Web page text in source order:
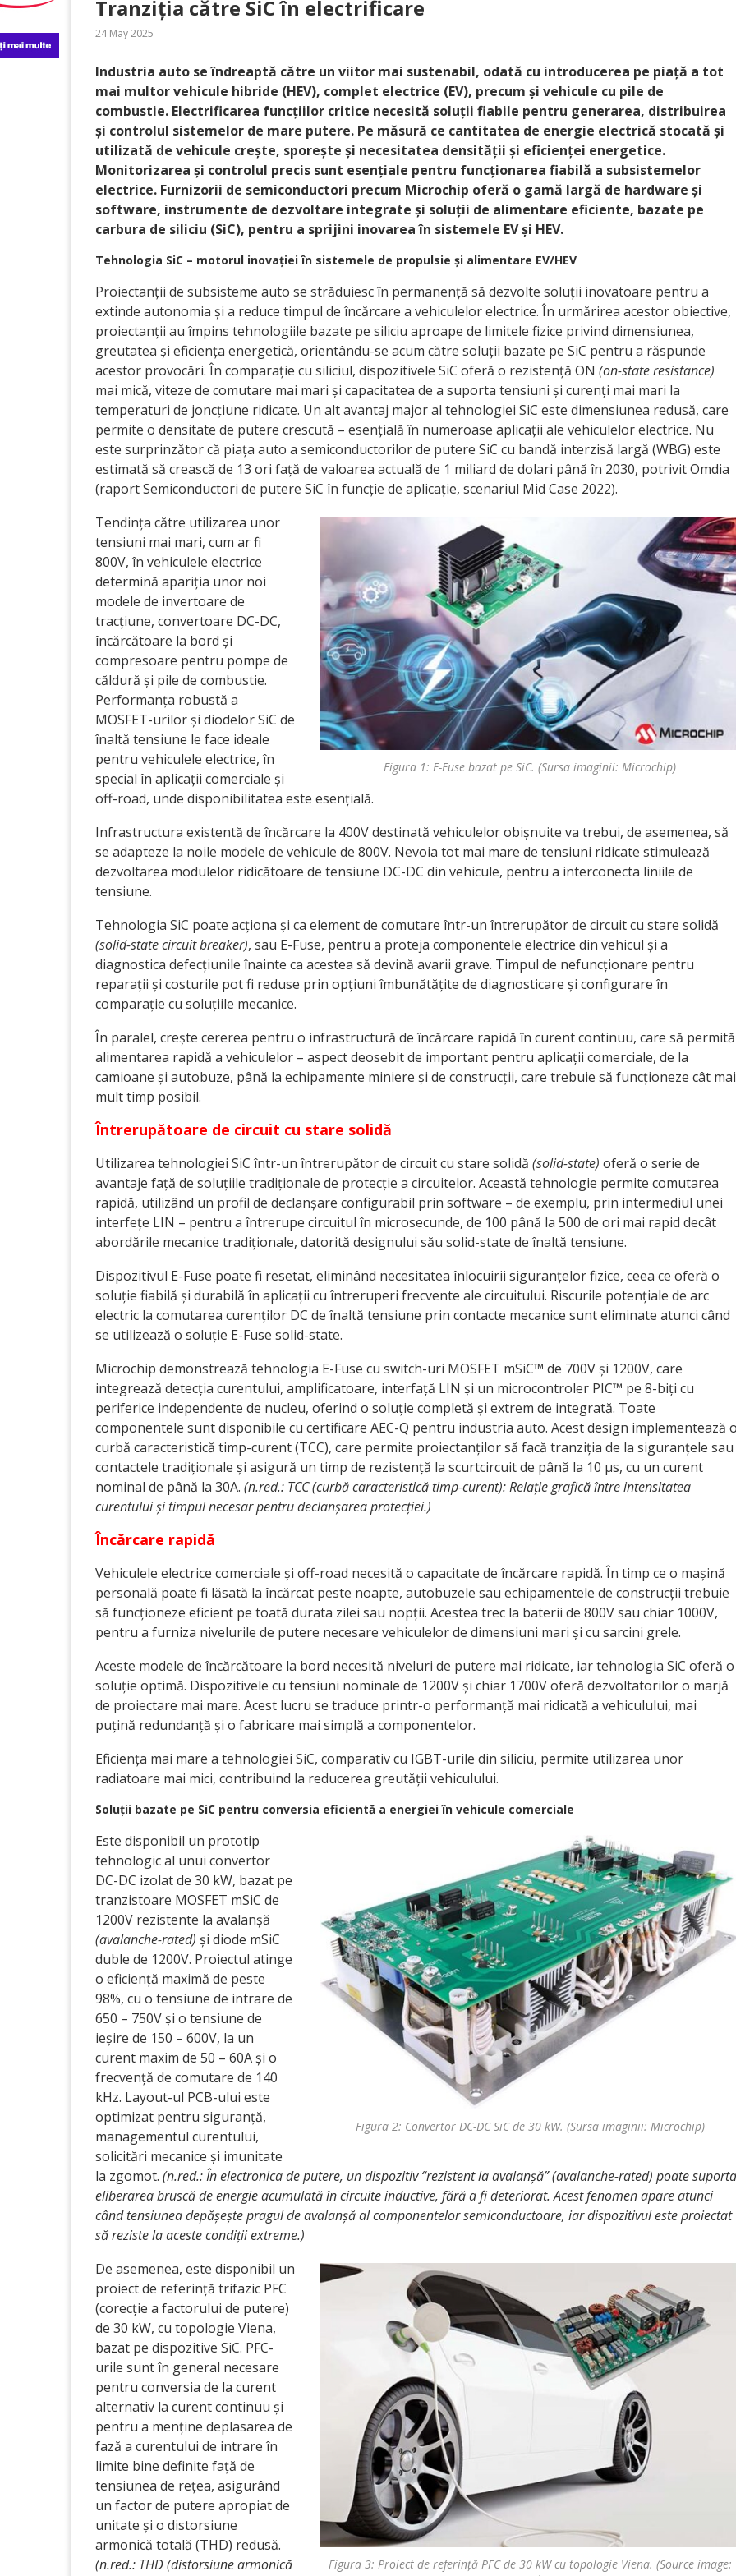
Tranziția către SiC în electrificare
24 May 2025
Industria auto se îndreaptă către un viitor mai sustenabil, odată cu introducerea pe piață a tot
mai multor vehicule hibride (HEV), complet electrice (EV), precum și vehicule cu pile de
combustie. Electrificarea funcțiilor critice necesită soluții fiabile pentru generarea, distribuirea
și controlul sistemelor de mare putere. Pe măsură ce cantitatea de energie electrică stocată și
utilizată de vehicule crește, sporește și necesitatea densității și eficienței energetice.
Monitorizarea și controlul precis sunt esențiale pentru funcționarea fiabilă a subsistemelor
electrice. Furnizorii de semiconductori precum Microchip oferă o gamă largă de hardware și
software, instrumente de dezvoltare integrate și soluții de alimentare eficiente, bazate pe
carbura de siliciu (SiC), pentru a sprijini inovarea în sistemele EV și HEV.
Tehnologia SiC – motorul inovației în sistemele de propulsie și alimentare EV/HEV
Proiectanții de subsisteme auto se străduiesc în permanență să dezvolte soluții inovatoare pentru a
extinde autonomia și a reduce timpul de încărcare a vehiculelor electrice. În urmărirea acestor obiective,
proiectanții au împins tehnologiile bazate pe siliciu aproape de limitele fizice privind dimensiunea,
greutatea și eficiența energetică, orientându-se acum către soluții bazate pe SiC pentru a răspunde
acestor provocări. În comparație cu siliciul, dispozitivele SiC oferă o rezistență ON (on-state resistance)
mai mică, viteze de comutare mai mari și capacitatea de a suporta tensiuni și curenți mai mari la
temperaturi de joncțiune ridicate. Un alt avantaj major al tehnologiei SiC este dimensiunea redusă, care
permite o densitate de putere crescută – esențială în numeroase aplicații ale vehiculelor electrice. Nu
este surprinzător că piața auto a semiconductorilor de putere SiC cu bandă interzisă largă (WBG) este
estimată să crească de 13 ori față de valoarea actuală de 1 miliard de dolari până în 2030, potrivit Omdia
(raport Semiconductori de putere SiC în funcție de aplicație, scenariul Mid Case 2022).
Figura 1: E-Fuse bazat pe SiC. (Sursa imaginii: Microchip)
Tendința către utilizarea unor
tensiuni mai mari, cum ar fi
800V, în vehiculele electrice
determină apariția unor noi
modele de invertoare de
tracțiune, convertoare DC-DC,
încărcătoare la bord și
compresoare pentru pompe de
căldură și pile de combustie.
Performanța robustă a
MOSFET-urilor și diodelor SiC de
înaltă tensiune le face ideale
pentru vehiculele electrice, în
special în aplicații comerciale și
off-road, unde disponibilitatea este esențială.
Infrastructura existentă de încărcare la 400V destinată vehiculelor obișnuite va trebui, de asemenea, să
se adapteze la noile modele de vehicule de 800V. Nevoia tot mai mare de tensiuni ridicate stimulează
dezvoltarea modulelor ridicătoare de tensiune DC-DC din vehicule, pentru a interconecta liniile de
tensiune.
Tehnologia SiC poate acționa și ca element de comutare într-un întrerupător de circuit cu stare solidă
(solid-state circuit breaker), sau E-Fuse, pentru a proteja componentele electrice din vehicul și a
diagnostica defecțiunile înainte ca acestea să devină avarii grave. Timpul de nefuncționare pentru
reparații și costurile pot fi reduse prin opțiuni îmbunătățite de diagnosticare și configurare în
comparație cu soluțiile mecanice.
În paralel, crește cererea pentru o infrastructură de încărcare rapidă în curent continuu, care să permită
alimentarea rapidă a vehiculelor – aspect deosebit de important pentru aplicații comerciale, de la
camioane și autobuze, până la echipamente miniere și de construcții, care trebuie să funcționeze cât mai
mult timp posibil.
Întrerupătoare de circuit cu stare solidă
Utilizarea tehnologiei SiC într-un întrerupător de circuit cu stare solidă (solid-state) oferă o serie de
avantaje față de soluțiile tradiționale de protecție a circuitelor. Această tehnologie permite comutarea
rapidă, utilizând un profil de declanșare configurabil prin software – de exemplu, prin intermediul unei
interfețe LIN – pentru a întrerupe circuitul în microsecunde, de 100 până la 500 de ori mai rapid decât
abordările mecanice tradiționale, datorită designului său solid-state de înaltă tensiune.
Dispozitivul E-Fuse poate fi resetat, eliminând necesitatea înlocuirii siguranțelor fizice, ceea ce oferă o
soluție fiabilă și durabilă în aplicații cu întreruperi frecvente ale circuitului. Riscurile potențiale de arc
electric la comutarea curenților DC de înaltă tensiune prin contacte mecanice sunt eliminate atunci când
se utilizează o soluție E-Fuse solid-state.
Microchip demonstrează tehnologia E-Fuse cu switch-uri MOSFET mSiC™ de 700V și 1200V, care
integrează detecția curentului, amplificatoare, interfață LIN și un microcontroler PIC™ pe 8-biți cu
periferice independente de nucleu, oferind o soluție completă și extrem de integrată. Toate
componentele sunt disponibile cu certificare AEC-Q pentru industria auto. Acest design implementează
curbă caracteristică timp-curent (TCC), care permite proiectanților să facă tranziția de la siguranțele sau
contactele tradiționale și asigură un timp de rezistență la scurtcircuit de până la 10 µs, cu un curent
nominal de până la 30A. (n.red.: TCC (curbă caracteristică timp-curent): Relație grafică între intensitatea
curentului și timpul necesar pentru declanșarea protecției.)
Încărcare rapidă
Vehiculele electrice comerciale și off-road necesită o capacitate de încărcare rapidă. În timp ce o mașină
personală poate fi lăsată la încărcat peste noapte, autobuzele sau echipamentele de construcții trebuie
să funcționeze eficient pe toată durata zilei sau nopții. Acestea trec la baterii de 800V sau chiar 1000V,
pentru a furniza nivelurile de putere necesare vehiculelor de dimensiuni mari și cu sarcini grele.
Aceste modele de încărcătoare la bord necesită niveluri de putere mai ridicate, iar tehnologia SiC oferă o
soluție optimă. Dispozitivele cu tensiuni nominale de 1200V și chiar 1700V oferă dezvoltatorilor o marjă
de proiectare mai mare. Acest lucru se traduce printr-o performanță mai ridicată a vehiculului, mai
puțină redundanță și o fabricare mai simplă a componentelor.
Eficiența mai mare a tehnologiei SiC, comparativ cu IGBT-urile din siliciu, permite utilizarea unor
radiatoare mai mici, contribuind la reducerea greutății vehiculului.
Soluții bazate pe SiC pentru conversia eficientă a energiei în vehicule comerciale
Figura 2: Convertor DC-DC SiC de 30 kW. (Sursa imaginii: Microchip)
Este disponibil un prototip
tehnologic al unui convertor
DC-DC izolat de 30 kW, bazat pe
tranzistoare MOSFET mSiC de
1200V rezistente la avalanșă
(avalanche-rated) și diode mSiC
duble de 1200V. Proiectul atinge
o eficiență maximă de peste
98%, cu o tensiune de intrare de
650 – 750V și o tensiune de
ieșire de 150 – 600V, la un
curent maxim de 50 – 60A și o
frecvență de comutare de 140
kHz. Layout-ul PCB-ului este
optimizat pentru siguranță,
managementul curentului,
solicitări mecanice și imunitate
la zgomot. (n.red.: În electronica de putere, un dispozitiv “rezistent la avalanșă” (avalanche-rated) poate suporta
eliberarea bruscă de energie acumulată în circuite inductive, fără a fi deteriorat. Acest fenomen apare atunci
când tensiunea depășește pragul de avalanșă al componentelor semiconductoare, iar dispozitivul este proiectat
să reziste la aceste condiții extreme.)
Figura 3: Proiect de referință PFC de 30 kW cu topologie Viena. (Source image:
De asemenea, este disponibil un
proiect de referință trifazic PFC
(corecție a factorului de putere)
de 30 kW, cu topologie Viena,
bazat pe dispozitive SiC. PFC-
urile sunt în general necesare
pentru conversia de la curent
alternativ la curent continuu și
pentru a menține deplasarea de
fază a curentului de intrare în
limite bine definite față de
tensiunea de rețea, asigurând
un factor de putere apropiat de
unitate și o distorsiune
armonică totală (THD) redusă.
(n.red.: THD (distorsiune armonică